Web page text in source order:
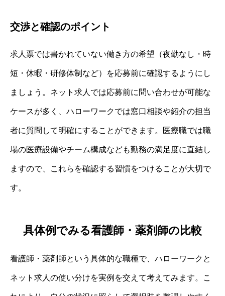
交渉と確認のポイント
求人票では書かれていない働き方の希望（夜勤なし・時
短・休暇・研修体制など）を応募前に確認するようにし
ましょう。ネット求人では応募前に問い合わせが可能な
ケースが多く、ハローワークでは窓口相談や紹介の担当
者に質問して明確にすることができます。医療職では職
場の医療設備やチーム構成なども勤務の満足度に直結し
ますので、これらを確認する習慣をつけることが大切で
す。
具体例でみる看護師・薬剤師の比較
看護師・薬剤師という具体的な職種で、ハローワークと
ネット求人の使い分けを実例を交えて考えてみます。こ